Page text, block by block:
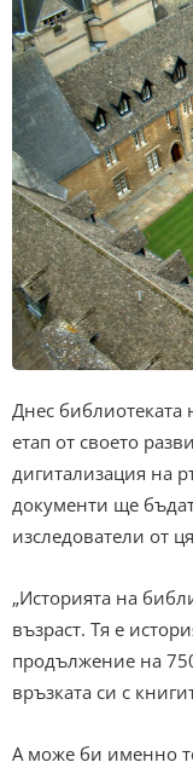
Днес библиотеката
етап от своето
дигитализация на
документи ще
изследователи от
„Историята на
възраст. Тя е
продължение на
връзката си с
А може би именно